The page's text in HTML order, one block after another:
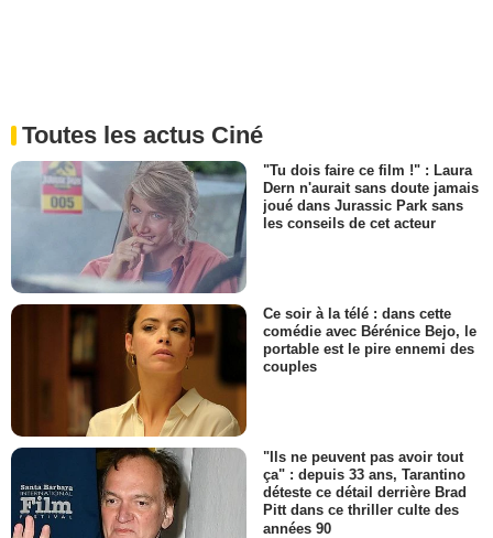
Toutes les actus Ciné
"Tu dois faire ce film !" : Laura
Dern n'aurait sans doute jamais
joué dans Jurassic Park sans
les conseils de cet acteur
Ce soir à la télé : dans cette
comédie avec Bérénice Bejo, le
portable est le pire ennemi des
couples
"Ils ne peuvent pas avoir tout
ça" : depuis 33 ans, Tarantino
déteste ce détail derrière Brad
Pitt dans ce thriller culte des
années 90